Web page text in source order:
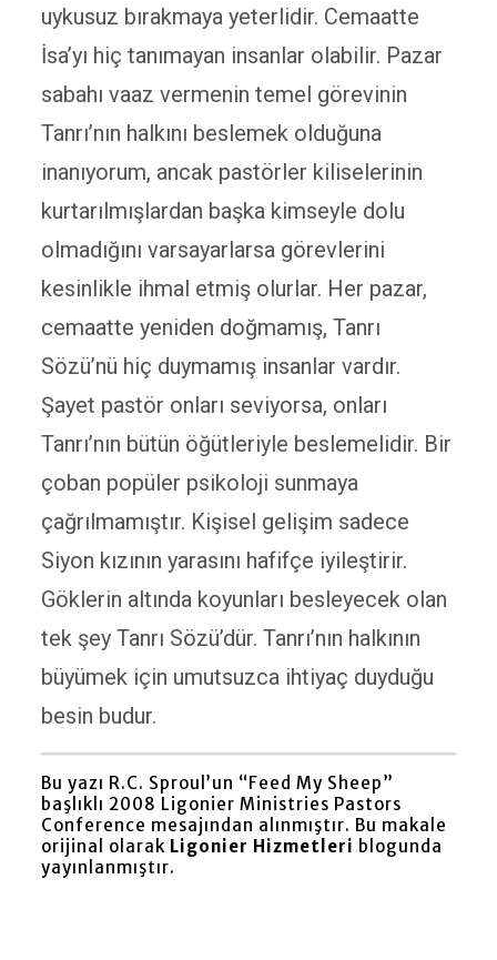
uykusuz bırakmaya yeterlidir. Cemaatte
İsa’yı hiç tanımayan insanlar olabilir. Pazar
sabahı vaaz vermenin temel görevinin
Tanrı’nın halkını beslemek olduğuna
inanıyorum, ancak pastörler kiliselerinin
kurtarılmışlardan başka kimseyle dolu
olmadığını varsayarlarsa görevlerini
kesinlikle ihmal etmiş olurlar. Her pazar,
cemaatte yeniden doğmamış, Tanrı
Sözü’nü hiç duymamış insanlar vardır.
Şayet pastör onları seviyorsa, onları
Tanrı’nın bütün öğütleriyle beslemelidir. Bir
çoban popüler psikoloji sunmaya
çağrılmamıştır. Kişisel gelişim sadece
Siyon kızının yarasını hafifçe iyileştirir.
Göklerin altında koyunları besleyecek olan
tek şey Tanrı Sözü’dür. Tanrı’nın halkının
büyümek için umutsuzca ihtiyaç duyduğu
besin budur.
Bu yazı R.C. Sproul’un “Feed My Sheep”
başlıklı 2008 Ligonier Ministries Pastors
Conference mesajından alınmıştır. Bu makale
orijinal olarak Ligonier Hizmetleri blogunda
yayınlanmıştır.